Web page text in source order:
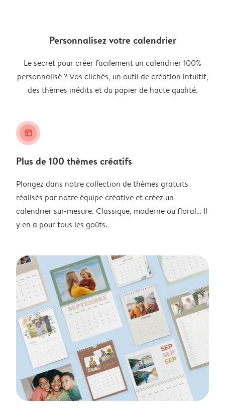
Personnalisez votre calendrier
Le secret pour créer facilement un calendrier 100%
personnalisé ? Vos clichés, un outil de création intuitif,
des thèmes inédits et du papier de haute qualité.
layout_alt
Plus de 100 thèmes créatifs
Plongez dans notre collection de thèmes gratuits
réalisés par notre équipe créative et créez un
calendrier sur-mesure. Classique, moderne ou floral… Il
y en a pour tous les goûts.